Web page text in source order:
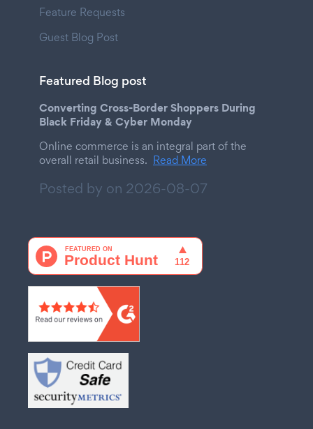
Feature Requests
Guest Blog Post
Featured Blog post
Converting Cross-Border Shoppers During
Black Friday & Cyber Monday
Online commerce is an integral part of the
overall retail business. Read More
Posted by on 2026-08-07